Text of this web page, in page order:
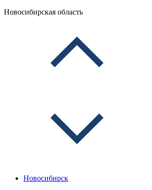
Новосибирская область
Новосибирск